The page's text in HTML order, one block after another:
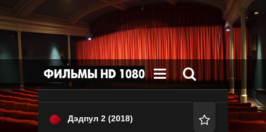
 
Дэдпул 2 (2018) 